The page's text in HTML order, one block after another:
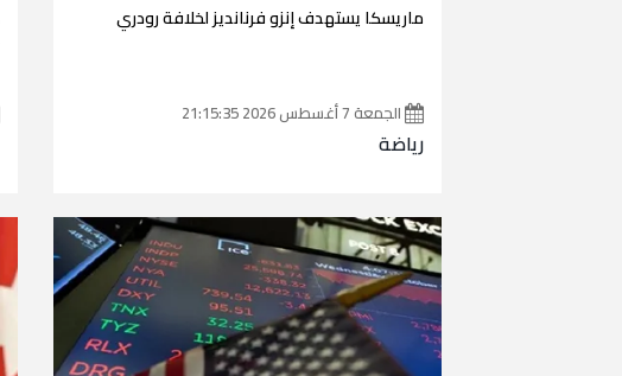
ماريسكا يستهدف إنزو فرنانديز لخلافة رودري
الجمعة 7 أغسطس 2026 21:15:35
رياضة